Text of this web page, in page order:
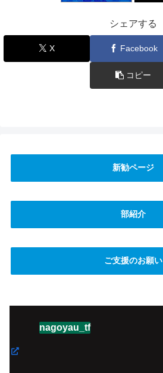
シェアする
X Facebook
コピー
新勧ページ
部紹介
ご支援のお願い
nagoyau_tf